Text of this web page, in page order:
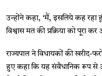
उन्होंने कहा, ‘मैं, इसलिये कह
विश्वास मत की प्रक्रिया को पूरा
राज्यपाल ने विधायकों की खरीद-
हुए कहा कि यह संवैधानिक रूप से